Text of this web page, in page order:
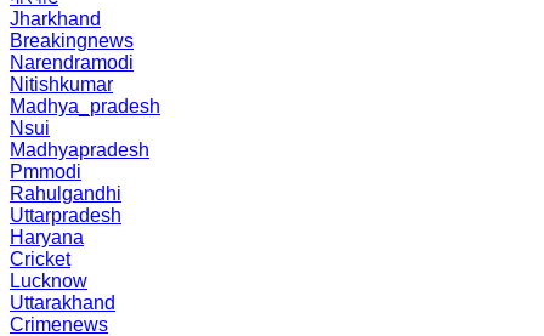
Jharkhand
Breakingnews
Narendramodi
Nitishkumar
Madhya_pradesh
Nsui
Madhyapradesh
Pmmodi
Rahulgandhi
Uttarpradesh
Haryana
Cricket
Lucknow
Uttarakhand
Crimenews